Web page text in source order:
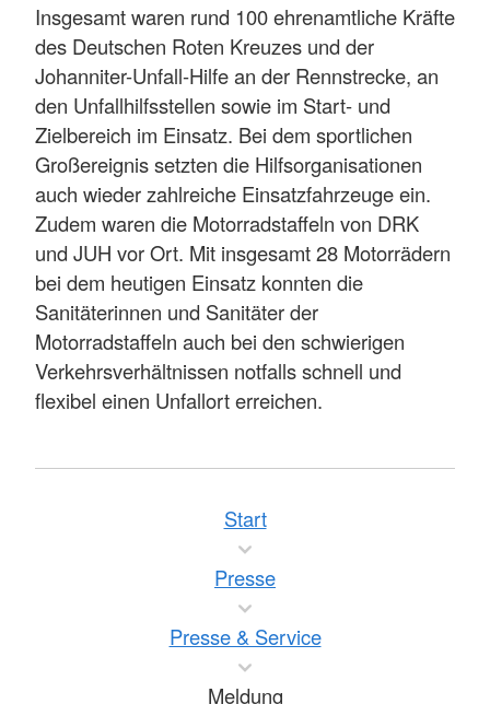
Insgesamt waren rund 100 ehrenamtliche Kräfte
des Deutschen Roten Kreuzes und der
Johanniter-Unfall-Hilfe an der Rennstrecke, an
den Unfallhilfsstellen sowie im Start- und
Zielbereich im Einsatz. Bei dem sportlichen
Großereignis setzten die Hilfsorganisationen
auch wieder zahlreiche Einsatzfahrzeuge ein.
Zudem waren die Motorradstaffeln von DRK
und JUH vor Ort. Mit insgesamt 28 Motorrädern
bei dem heutigen Einsatz konnten die
Sanitäterinnen und Sanitäter der
Motorradstaffeln auch bei den schwierigen
Verkehrsverhältnissen notfalls schnell und
flexibel einen Unfallort erreichen.
Start
Presse
Presse & Service
Meldung